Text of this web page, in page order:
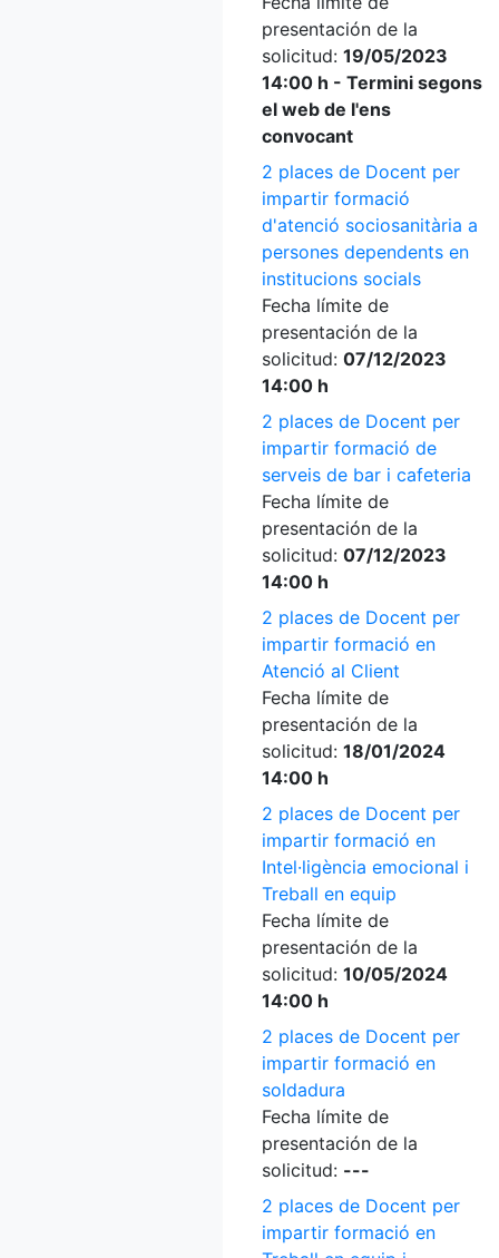
presentación de la
solicitud: 19/05/2023
14:00 h - Termini segons
el web de l'ens
convocant
2 places de Docent per
impartir formació
d'atenció sociosanitària a
persones dependents en
institucions socials
Fecha límite de
presentación de la
solicitud: 07/12/2023
14:00 h
2 places de Docent per
impartir formació de
serveis de bar i cafeteria
Fecha límite de
presentación de la
solicitud: 07/12/2023
14:00 h
2 places de Docent per
impartir formació en
Atenció al Client
Fecha límite de
presentación de la
solicitud: 18/01/2024
14:00 h
2 places de Docent per
impartir formació en
Intel·ligència emocional i
Treball en equip
Fecha límite de
presentación de la
solicitud: 10/05/2024
14:00 h
2 places de Docent per
impartir formació en
soldadura
Fecha límite de
presentación de la
solicitud: ---
2 places de Docent per
impartir formació en